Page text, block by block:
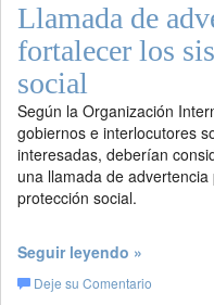
Llamada de
fortalecer los
social
Según la Organización
gobiernos e interlocutores
interesadas, deberían
una llamada de
protección social.
Seguir leyendo »
Deje su Comentario